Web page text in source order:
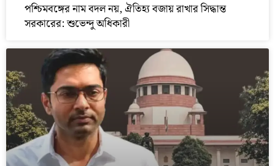
পশ্চিমবঙ্গের নাম বদল নয়, ঐতিহ্য বজায় রাখার সিদ্ধান্ত
সরকারের: শুভেন্দু অধিকারী